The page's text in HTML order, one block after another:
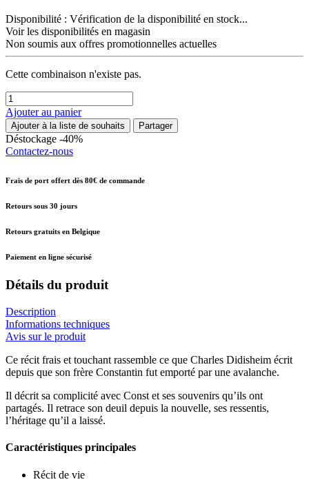
Disponibilité : Vérification de la disponibilité en stock...
Voir les disponibilités en magasin
Non soumis aux offres promotionnelles actuelles
Cette combinaison n'existe pas.
Ajouter au panier
Ajouter à la liste de souhaits Partager
Déstockage -40%
Contactez-nous
Frais de port offert dès 80€ de commande
Retours sous 30 jours
Retours gratuits en Belgique
Paiement en ligne sécurisé
Détails du produit
Description
Informations techniques
Avis sur le produit
Ce récit frais et touchant rassemble ce que Charles Didisheim écrit
depuis que son frère Constantin fut emporté par une avalanche.
Il décrit sa complicité avec Const et ses souvenirs qu’ils ont
partagés. Il retrace son deuil depuis la nouvelle, ses ressentis,
l’héritage qu’il a laissé.
Caractéristiques principales
Récit de vie